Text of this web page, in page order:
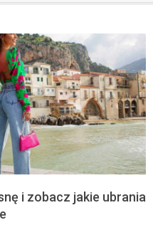
i zobacz jakie ubrania